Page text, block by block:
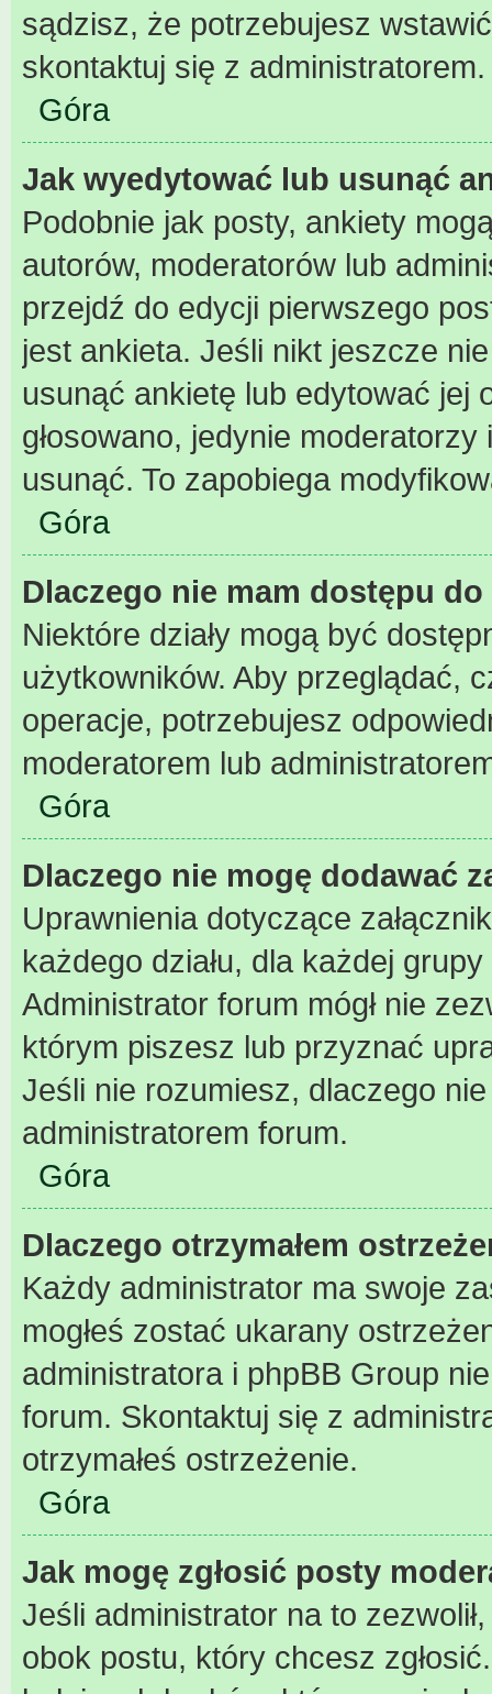
sądzisz, że potrzebujesz
skontaktuj się z administratorem.
Góra
Jak wyedytować lub usunąć
Podobnie jak posty, ankiety
autorów, moderatorów lub
przejdź do edycji pierwszego
jest ankieta. Jeśli nikt jeszcze
usunąć ankietę lub edytować jej
głosowano, jedynie
usunąć. To zapobiega
Góra
Dlaczego nie mam dostępu do
Niektóre działy mogą być
użytkowników. Aby przeglądać,
operacje, potrzebujesz
moderatorem lub
Góra
Dlaczego nie mogę dodawać
Uprawnienia dotyczące
każdego działu, dla każdej
Administrator forum mógł nie
którym piszesz lub przyznać
Jeśli nie rozumiesz, dlaczego
administratorem forum.
Góra
Dlaczego otrzymałem
Każdy administrator ma swoje
mogłeś zostać ukarany
administratora i phpBB Group
forum. Skontaktuj się z
otrzymałeś ostrzeżenie.
Góra
Jak mogę zgłosić posty
Jeśli administrator na to
obok postu, który chcesz